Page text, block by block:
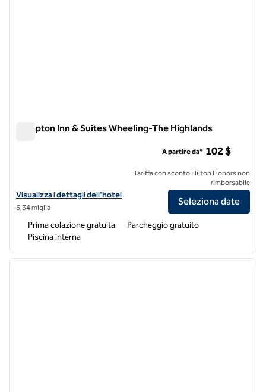
Hampton Inn & Suites Wheeling-The Highlands
Visualizza i dettagli dell'hotel Hampton Inn & Suites Wheeling-The
Visualizza i dettagli dell'hotel
6,34 miglia
A partire da* 102 $
Tariffa con sconto Hilton Honors non
rimborsabile
Seleziona date
Prima colazione gratuita
Parcheggio gratuito
Piscina interna
1 di 12